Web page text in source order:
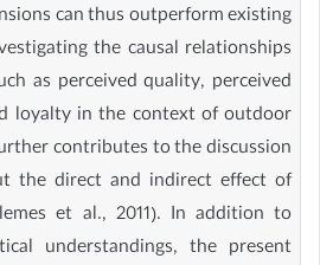
can thus outperform existing
the causal relationships
as perceived quality, perceived
loyalty in the context of outdoor
contributes to the discussion
the direct and indirect effect of
et al., 2011). In addition to
understandings, the present